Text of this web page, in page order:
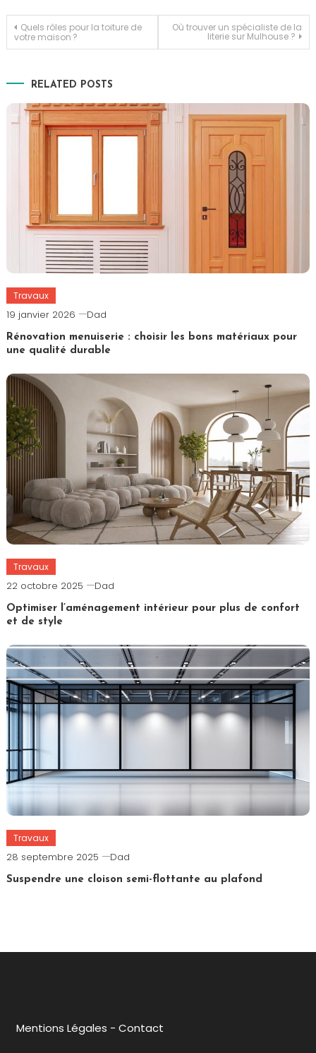
Navigation
l’article
Quels rôles pour la toiture de
votre maison ?
Où trouver un spécialiste de la
literie sur Mulhouse ?
RELATED POSTS
Travaux
19 janvier 2026 Dad
Rénovation menuiserie : choisir les bons matériaux pour
une qualité durable
Travaux
22 octobre 2025 Dad
Optimiser l’aménagement intérieur pour plus de confort
et de style
Travaux
28 septembre 2025 Dad
Suspendre une cloison semi-flottante au plafond
Mentions Légales -Contact